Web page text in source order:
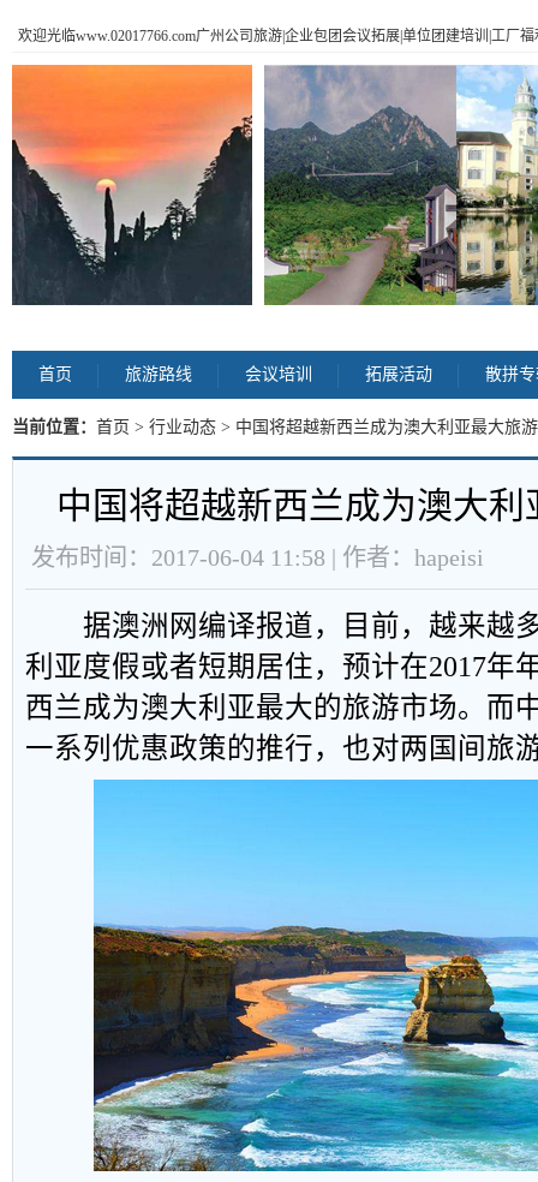
欢迎光临www.02017766.com广州公司旅游|企业包团会议拓展|单位团建培训|工厂
首页 旅游路线 会议培训 拓展活动 散拼
当前位置： 首页 > 行业动态 > 中国将超越新西兰成为澳大利亚最大旅
中国将超越新西兰成为澳大
发布时间：2017-06-04 11:58 | 作者：hapeisi
据澳洲网编译报道，目前，越来越
利亚度假或者短期居住，预计在2017年
西兰成为澳大利亚最大的旅游市场。而
一系列优惠政策的推行，也对两国间旅